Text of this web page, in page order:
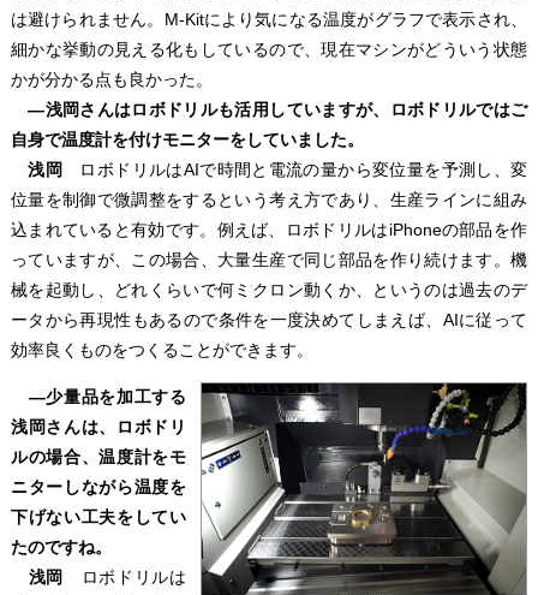
は避けられません。M-Kitにより気になる温度がグラフで表示され、
細かな挙動の見える化もしているので、現在マシンがどういう状態
かが分かる点も良かった。
―浅岡さんはロボドリルも活用していますが、ロボドリルではご
自身で温度計を付けモニターをしていました。
浅岡
ロボドリルはAIで時間と電流の量から変位量を予測し、変
位量を制御で微調整をするという考え方であり、生産ラインに組み
込まれていると有効です。例えば、ロボドリルはiPhoneの部品を作
っていますが、この場合、大量生産で同じ部品を作り続けます。機
械を起動し、どれくらいで何ミクロン動くか、というのは過去のデ
ータから再現性もあるので条件を一度決めてしまえば、AIに従って
効率良くものをつくることができます。
―少量品を加工する
浅岡さんは、ロボドリ
ルの場合、温度計をモ
ニターしながら温度を
下げない工夫をしてい
たのですね。
浅岡
ロボドリルは